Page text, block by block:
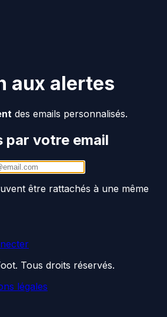
aux alertes
des emails personnalisés.
par votre email
être rattachés à une même
. Tous droits réservés.
légales